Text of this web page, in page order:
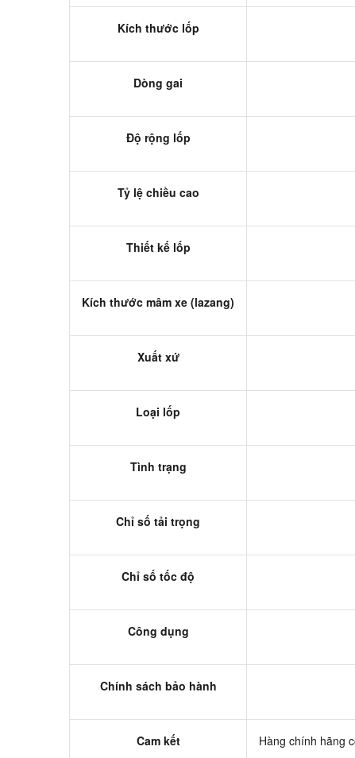
Kích thước lốp
Dòng gai
Độ rộng lốp
Tỷ lệ chiều cao
Thiết kế lốp
Kích thước mâm xe (lazang)
Xuất xứ
Loại lốp
Tình trạng
Chỉ số tải trọng
Chỉ số tốc độ
Công dụng
Chính sách bảo hành
Cam kết Hàng chính hãng